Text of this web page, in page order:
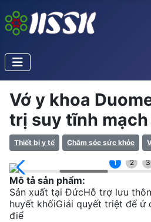
Vớ y khoa
trị suy tĩnh mạch
Thiết bị y tế Chăm sóc sức khỏe
1 2 3
Mô tả sản phẩm:
Sản xuất tại ĐứcHỗ trợ lưu
huyết khốiGiải quyết triệt để ứ
điể